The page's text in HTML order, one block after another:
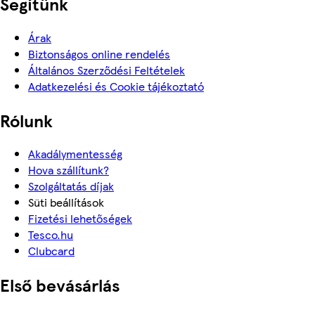
Árak
Biztonságos online rendelés
Általános Szerződési Feltételek
Adatkezelési és Cookie tájékoztató
Rólunk
Akadálymentesség
Hova szállítunk?
Szolgáltatás díjak
Süti beállítások
Fizetési lehetőségek
Tesco.hu
Clubcard
Első bevásárlás